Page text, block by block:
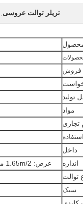
تریلر توالت عروسی,
فروش
تولید
مواد
تجاری
استفاده
داخل
اندازه
عرض: 1.65m/2 متر، طول می تواند تا 11.5m سفارشی شود
توالت
سبک